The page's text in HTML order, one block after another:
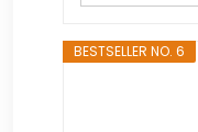
BESTSELLER NO. 6